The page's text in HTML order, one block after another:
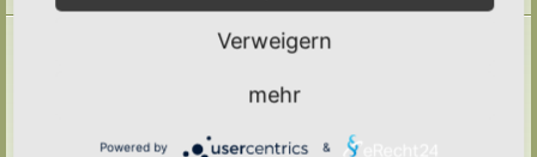
Themen der Ertragszone finden hier einen Platz.
Kompostieren/ Mulchen/ Dauerhumus,
Themen:247
Verweigern
mehr
Powered by &